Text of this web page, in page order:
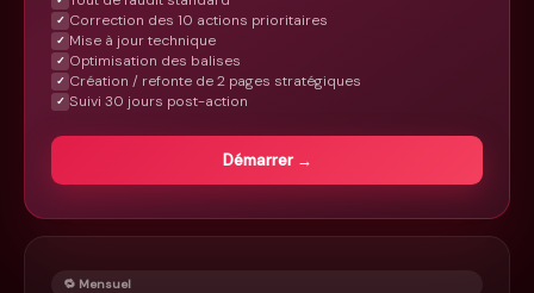
✓ Correction des 10 actions prioritaires
✓ Mise à jour technique
✓ Optimisation des balises
✓ Création / refonte de 2 pages stratégiques
✓ Suivi 30 jours post-action
Démarrer →
🔁 Mensuel